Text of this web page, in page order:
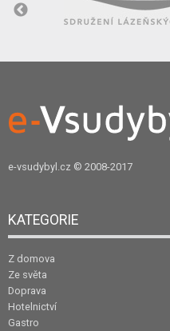
e-vsudybyl.cz © 2008-2017
KATEGORIE
Z domova
Ze světa
Doprava
Hotelnictví
Gastro